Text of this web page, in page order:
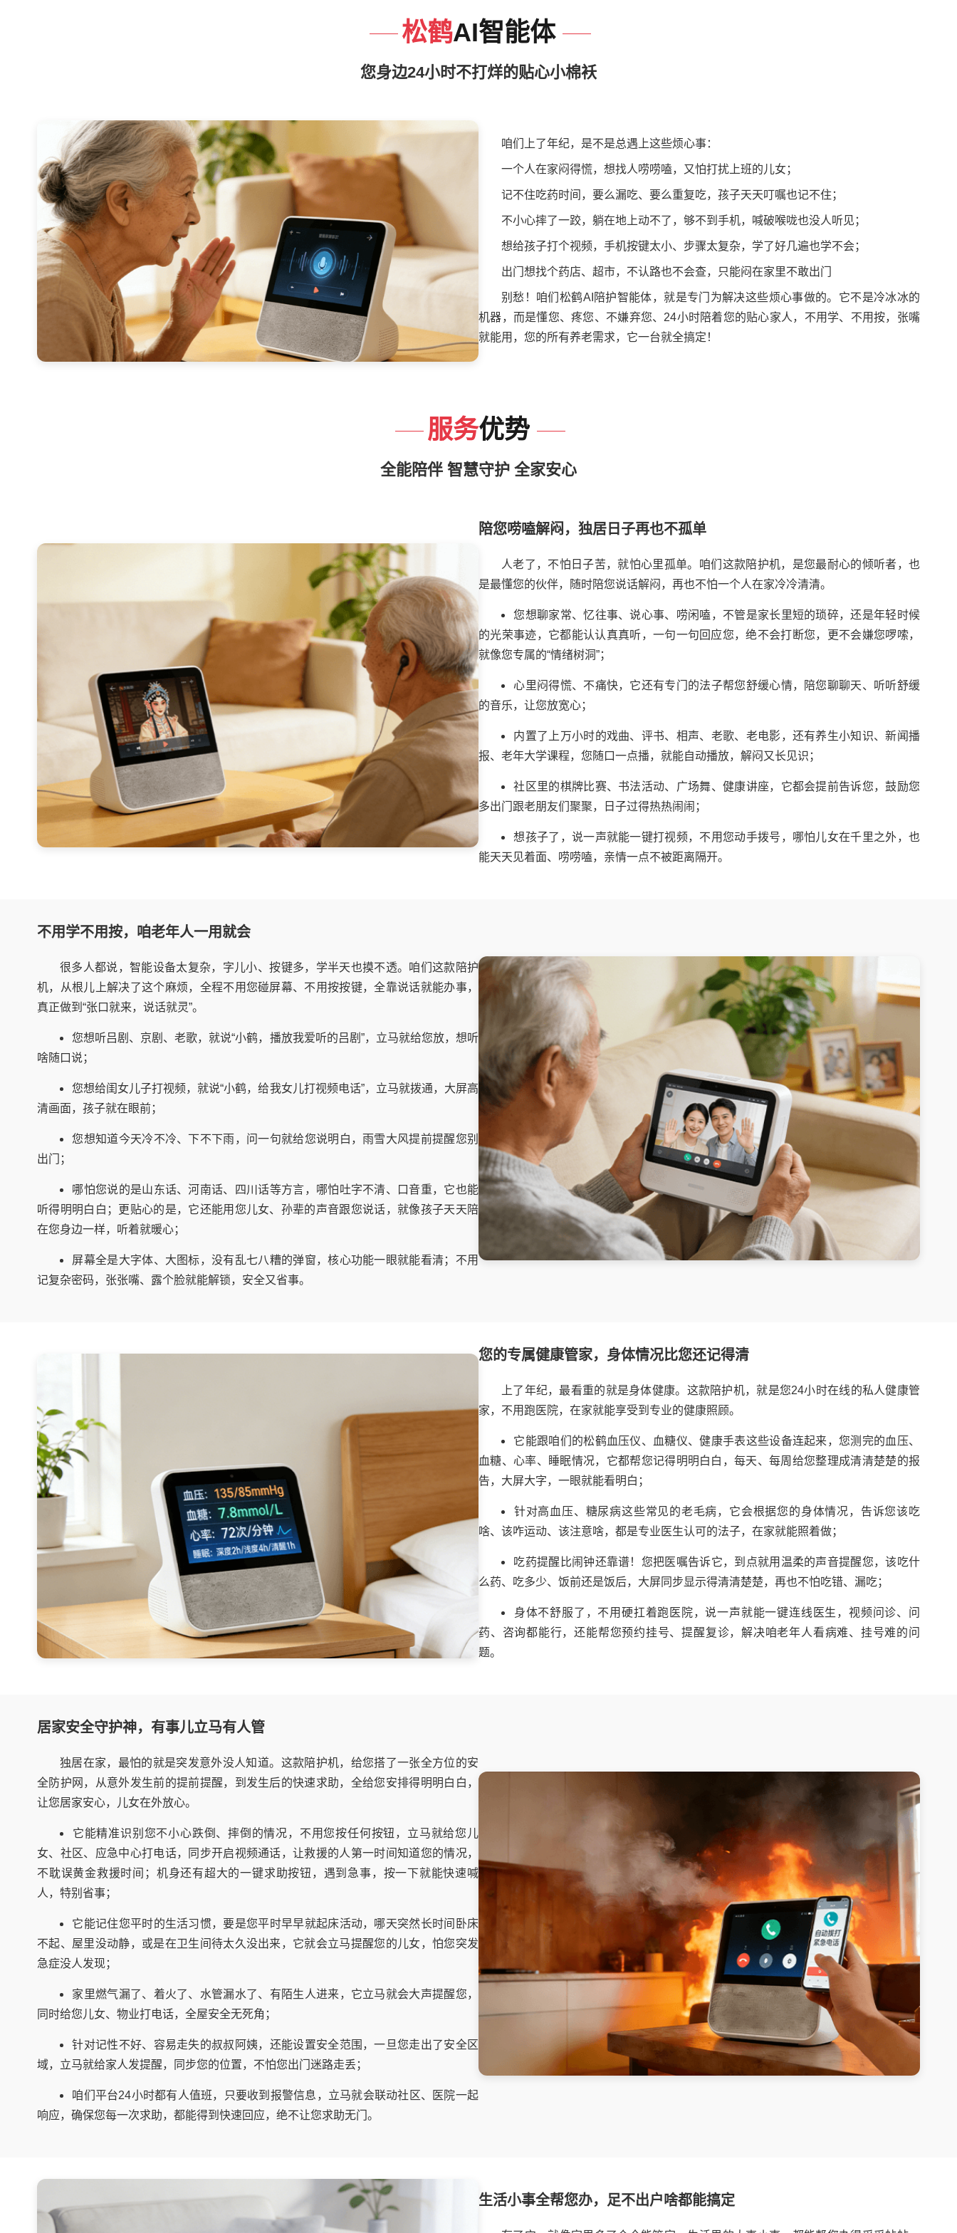
松鹤AI智能体
您身边24小时不打烊的贴心小棉袄
咱们上了年纪，是不是总遇上这些烦心事：
一个人在家闷得慌，想找人唠唠嗑，又怕打扰上班的儿女；
记不住吃药时间，要么漏吃、要么重复吃，孩子天天叮嘱也记不住；
不小心摔了一跤，躺在地上动不了，够不到手机，喊破喉咙也没人听见；
想给孩子打个视频，手机按键太小、步骤太复杂，学了好几遍也学不会；
出门想找个药店、超市，不认路也不会查，只能闷在家里不敢出门
别愁！咱们松鹤AI陪护智能体，就是专门为解决这些烦心事做的。它不是冷冰冰的
机器，而是懂您、疼您、不嫌弃您、24小时陪着您的贴心家人，不用学、不用按，张嘴
就能用，您的所有养老需求，它一台就全搞定！
服务优势
全能陪伴 智慧守护 全家安心
陪您唠嗑解闷，独居日子再也不孤单
人老了，不怕日子苦，就怕心里孤单。咱们这款陪护机，是您最耐心的倾听者，也
是最懂您的伙伴，随时陪您说话解闷，再也不怕一个人在家冷冷清清。
您想聊家常、忆往事、说心事、唠闲嗑，不管是家长里短的琐碎，还是年轻时候
的光荣事迹，它都能认认真真听，一句一句回应您，绝不会打断您，更不会嫌您啰嗦，
就像您专属的“情绪树洞”；
心里闷得慌、不痛快，它还有专门的法子帮您舒缓心情，陪您聊聊天、听听舒缓
的音乐，让您放宽心；
内置了上万小时的戏曲、评书、相声、老歌、老电影，还有养生小知识、新闻播
报、老年大学课程，您随口一点播，就能自动播放，解闷又长见识；
社区里的棋牌比赛、书法活动、广场舞、健康讲座，它都会提前告诉您，鼓励您
多出门跟老朋友们聚聚，日子过得热热闹闹；
想孩子了，说一声就能一键打视频，不用您动手拨号，哪怕儿女在千里之外，也
能天天见着面、唠唠嗑，亲情一点不被距离隔开。
不用学不用按，咱老年人一用就会
很多人都说，智能设备太复杂，字儿小、按键多，学半天也摸不透。咱们这款陪护
机，从根儿上解决了这个麻烦，全程不用您碰屏幕、不用按按键，全靠说话就能办事，
真正做到“张口就来，说话就灵”。
您想听吕剧、京剧、老歌，就说“小鹤，播放我爱听的吕剧”，立马就给您放，想听
啥随口说；
您想给闺女儿子打视频，就说“小鹤，给我女儿打视频电话”，立马就拨通，大屏高
清画面，孩子就在眼前；
您想知道今天冷不冷、下不下雨，问一句就给您说明白，雨雪大风提前提醒您别
出门；
哪怕您说的是山东话、河南话、四川话等方言，哪怕吐字不清、口音重，它也能
听得明明白白；更贴心的是，它还能用您儿女、孙辈的声音跟您说话，就像孩子天天陪
在您身边一样，听着就暖心；
屏幕全是大字体、大图标，没有乱七八糟的弹窗，核心功能一眼就能看清；不用
记复杂密码，张张嘴、露个脸就能解锁，安全又省事。
您的专属健康管家，身体情况比您还记得清
上了年纪，最看重的就是身体健康。这款陪护机，就是您24小时在线的私人健康管
家，不用跑医院，在家就能享受到专业的健康照顾。
它能跟咱们的松鹤血压仪、血糖仪、健康手表这些设备连起来，您测完的血压、
血糖、心率、睡眠情况，它都帮您记得明明白白，每天、每周给您整理成清清楚楚的报
告，大屏大字，一眼就能看明白；
针对高血压、糖尿病这些常见的老毛病，它会根据您的身体情况，告诉您该吃
啥、该咋运动、该注意啥，都是专业医生认可的法子，在家就能照着做；
吃药提醒比闹钟还靠谱！您把医嘱告诉它，到点就用温柔的声音提醒您，该吃什
么药、吃多少、饭前还是饭后，大屏同步显示得清清楚楚，再也不怕吃错、漏吃；
身体不舒服了，不用硬扛着跑医院，说一声就能一键连线医生，视频问诊、问
药、咨询都能行，还能帮您预约挂号、提醒复诊，解决咱老年人看病难、挂号难的问
题。
居家安全守护神，有事儿立马有人管
独居在家，最怕的就是突发意外没人知道。这款陪护机，给您搭了一张全方位的安
全防护网，从意外发生前的提前提醒，到发生后的快速求助，全给您安排得明明白白，
让您居家安心，儿女在外放心。
它能精准识别您不小心跌倒、摔倒的情况，不用您按任何按钮，立马就给您儿
女、社区、应急中心打电话，同步开启视频通话，让救援的人第一时间知道您的情况，
不耽误黄金救援时间；机身还有超大的一键求助按钮，遇到急事，按一下就能快速喊
人，特别省事；
它能记住您平时的生活习惯，要是您平时早早就起床活动，哪天突然长时间卧床
不起、屋里没动静，或是在卫生间待太久没出来，它就会立马提醒您的儿女，怕您突发
急症没人发现；
家里燃气漏了、着火了、水管漏水了、有陌生人进来，它立马就会大声提醒您，
同时给您儿女、物业打电话，全屋安全无死角；
针对记性不好、容易走失的叔叔阿姨，还能设置安全范围，一旦您走出了安全区
域，立马就给家人发提醒，同步您的位置，不怕您出门迷路走丢；
咱们平台24小时都有人值班，只要收到报警信息，立马就会联动社区、医院一起
响应，确保您每一次求助，都能得到快速回应，绝不让您求助无门。
生活小事全帮您办，足不出户啥都能搞定